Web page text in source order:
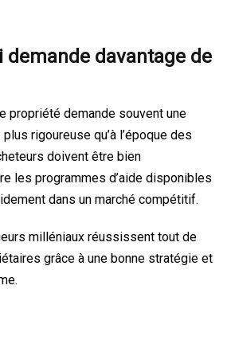
demande davantage de
propriété demande souvent une
rigoureuse qu’à l’époque des
doivent être bien
les programmes d’aide disponibles
dans un marché compétitif.
milléniaux réussissent tout de
grâce à une bonne stratégie et